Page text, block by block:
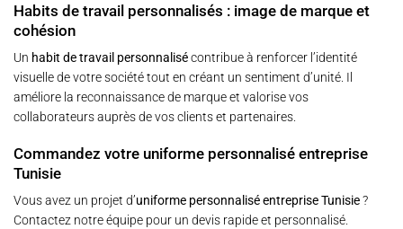
Habits de travail personnalisés : image de marque et
cohésion
Un habit de travail personnalisécontribue à renforcer l’identité
visuelle de votre société tout en créant un sentiment d’unité. Il
améliore la reconnaissance de marque et valorise vos
collaborateurs auprès de vos clients et partenaires.
Commandez votre uniforme personnalisé entreprise
Tunisie
Vous avez un projet d’uniforme personnalisé entreprise Tunisie?
Contactez notre équipe pour un devis rapide et personnalisé.